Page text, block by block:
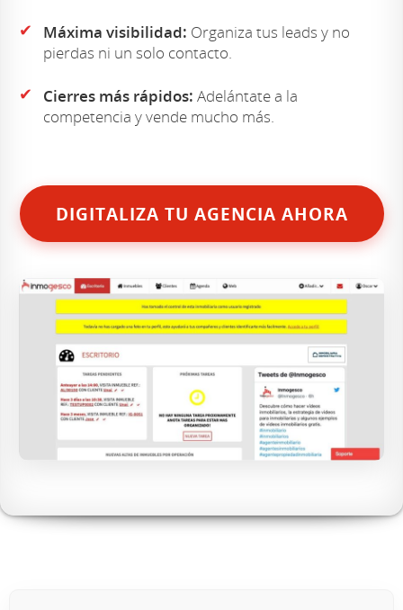
✔ Máxima visibilidad: Organiza tus leads y no
pierdas ni un solo contacto.
✔ Cierres más rápidos: Adelántate a la
competencia y vende mucho más.
DIGITALIZA TU AGENCIA AHORA